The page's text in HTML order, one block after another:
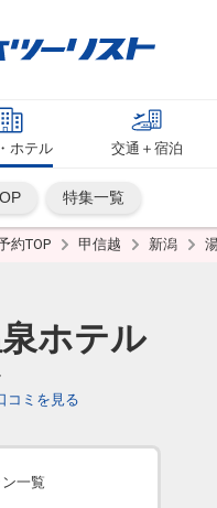
ホテル 交通＋宿泊
特集一覧
約TOP 甲信越 新潟
ホテル
コミを見る
一覧